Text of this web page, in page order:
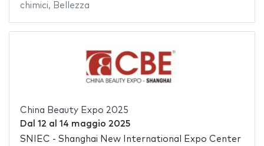
chimici, Bellezza
China Beauty Expo 2025
Dal 12 al 14 maggio 2025
SNIEC - Shanghai New International Expo Center